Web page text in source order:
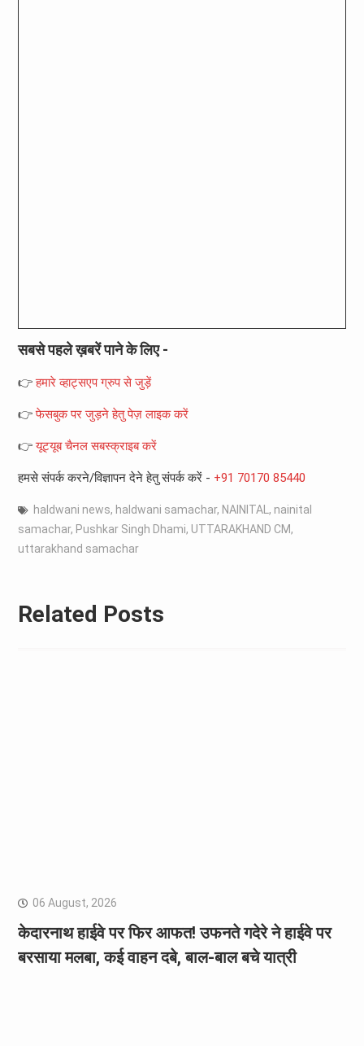
सबसे पहले ख़बरें पाने के लिए -
👉हमारे व्हाट्सएप ग्रुप से जुड़ें
👉फेसबुक पर जुड़ने हेतु पेज़ लाइक करें
👉यूट्यूब चैनल सबस्क्राइब करें
हमसे संपर्क करने/विज्ञापन देने हेतु संपर्क करें - +91 70170 85440
haldwani news, haldwani samachar, NAINITAL , nainital
samachar, Pushkar Singh Dhami, UTTARAKHAND CM,
uttarakhand samachar
Related Posts
06 August, 2026
केदारनाथ हाईवे पर फिर आफत! उफनते गदेरे ने हाईवे पर
बरसाया मलबा, कई वाहन दबे, बाल-बाल बचे यात्री